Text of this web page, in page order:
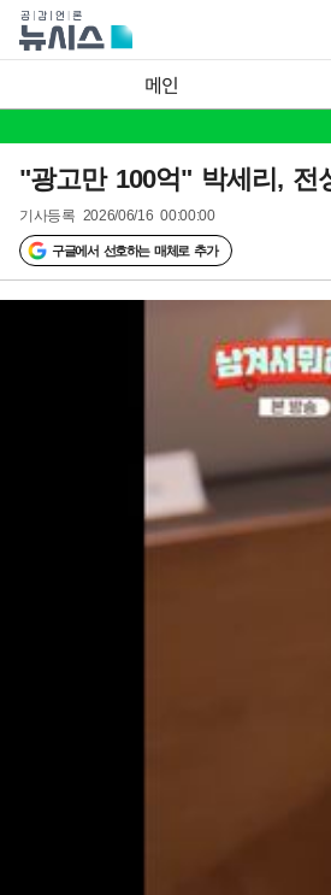
메인
"광고만 100억" 박세리, 전
기사등록 2026/06/16 00:00:00
구글에서 선호하는 매체로 추가